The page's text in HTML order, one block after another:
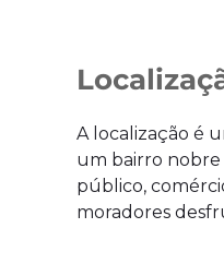
A localização é
um bairro nobre
público,
moradores